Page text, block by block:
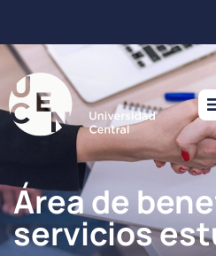
Área de
servicios